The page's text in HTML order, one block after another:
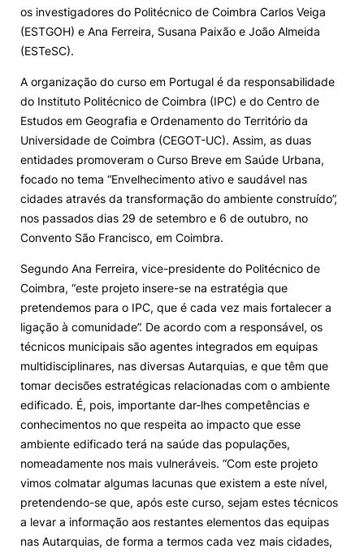
os investigadores do Politécnico de Coimbra Carlos Veiga
(ESTGOH) e Ana Ferreira, Susana Paixão e João Almeida
(ESTeSC).
A organização do curso em Portugal é da responsabilidade
do Instituto Politécnico de Coimbra (IPC) e do Centro de
Estudos em Geografia e Ordenamento do Território da
Universidade de Coimbra (CEGOT-UC). Assim, as duas
entidades promoveram o Curso Breve em Saúde Urbana,
focado no tema “Envelhecimento ativo e saudável nas
cidades através da transformação do ambiente construído”,
nos passados dias 29 de setembro e 6 de outubro, no
Convento São Francisco, em Coimbra.
Segundo Ana Ferreira, vice-presidente do Politécnico de
Coimbra, “este projeto insere-se na estratégia que
pretendemos para o IPC, que é cada vez mais fortalecer a
ligação à comunidade”. De acordo com a responsável, os
técnicos municipais são agentes integrados em equipas
multidisciplinares, nas diversas Autarquias, e que têm que
tomar decisões estratégicas relacionadas com o ambiente
edificado. É, pois, importante dar-lhes competências e
conhecimentos no que respeita ao impacto que esse
ambiente edificado terá na saúde das populações,
nomeadamente nos mais vulneráveis. “Com este projeto
vimos colmatar algumas lacunas que existem a este nível,
pretendendo-se que, após este curso, sejam estes técnicos
a levar a informação aos restantes elementos das equipas
nas Autarquias, de forma a termos cada vez mais cidades,